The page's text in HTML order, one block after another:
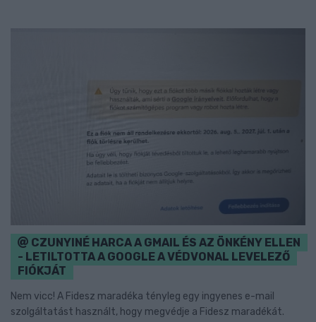
CZUNYINÉ HARCA A GMAIL ÉS AZ ÖNKÉNY ELLEN
- LETILTOTTA A GOOGLE A VÉDVONAL LEVELEZŐ
FIÓKJÁT
Nem vicc! A Fidesz maradéka tényleg egy ingyenes e-mail
szolgáltatást használt, hogy megvédje a Fidesz maradékát.